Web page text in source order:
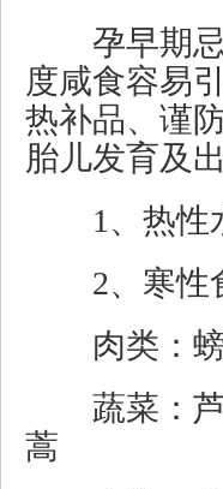
孕早期忌
度咸食容易
热补品、谨
胎儿发育及
1、热性水
2、寒性食
肉类：螃
蔬菜：芦
蒿